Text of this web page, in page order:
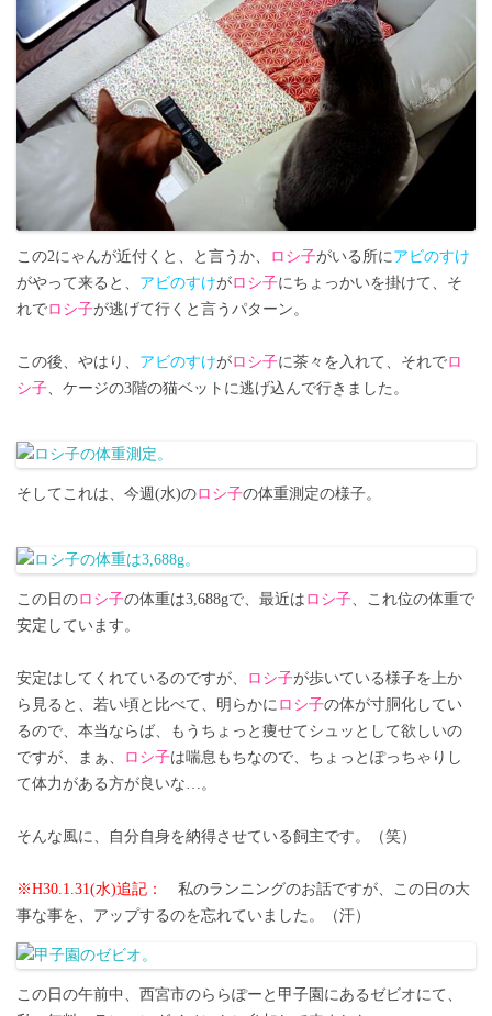
この2にゃんが近付くと、と言うか、 ロシ子がいる所にアビのすけ
がやって来ると、 アビのすけがロシ子にちょっかいを掛けて、そ
れでロシ子が逃げて行くと言うパターン。
この後、やはり、 アビのすけがロシ子に茶々を入れて、それでロ
シ子、ケージの3階の猫ベットに逃げ込んで行きました。
そしてこれは、今週(水)のロシ子の体重測定の様子。
この日のロシ子の体重は3,688gで、最近は ロシ子、これ位の体重で
安定しています。
安定はしてくれているのですが、 ロシ子が歩いている様子を上か
ら見ると、若い頃と比べて、明らかに ロシ子の体が寸胴化してい
るので、本当ならば、もうちょっと痩せてシュッとして欲しいの
ですが、まぁ、
ロシ子は喘息もちなので、ちょっとぽっちゃりし
て体力がある方が良いな…。
そんな風に、自分自身を納得させている飼主です。（笑）
※H30.1.31(水)追記：
私のランニングのお話ですが、この日の大
事な事を、アップするのを忘れていました。（汗）
この日の午前中、西宮市のららぽーと甲子園にあるゼビオにて、